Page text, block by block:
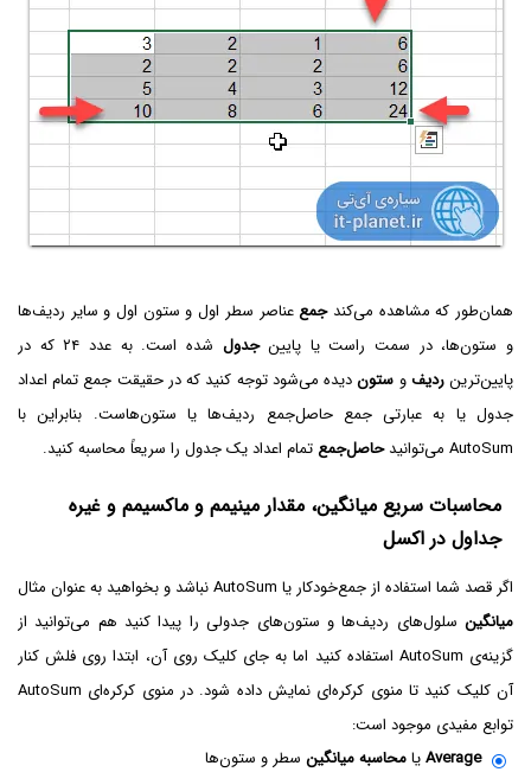
همان‌طور که مشاهده می‌کندجمع عناصر سطر اول و ستون اول و سایر ردیف‌ها
و ستون‌ها، در سمت راست یا پایینجدول
شده است. به عدد ۲۴ که در
پایین‌ترینردیفو ستوندیده می‌شود توجه کنید که در حقیقت جمع تمام اعداد
جدول یا به عبارتی جمع حاصل‌جمع ردیف‌ها یا ستون‌هاست. بنابراین با
AutoSum می‌توانید
حاصل‌جمع تمام اعداد یک جدول را سریعاً محاسبه کنید.
محاسبات سریع میانگین، مقدار مینیمم و ماکسیمم و غیره
جداول در اکسل
اگر قصد شما استفاده از جمع‌خودکار یا AutoSum نباشد و بخواهید به عنوان مثال
میانگین سلول‌های ردیف‌ها و ستون‌های جدولی را پیدا کنید هم می‌توانید از
گزینه‌ی AutoSum استفاده کنید اما به جای کلیک روی آن، ابتدا روی فلش کنار
آن کلیک کنید تا منوی کرکره‌ای نمایش داده شود. در منوی کرکره‌ای AutoSum
توابع مفیدی موجود است:
Averageیامحاسبه میانگین سطر و ستون‌ها